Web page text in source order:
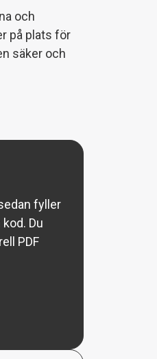
och
på plats för
säker och
fyller
Du
PDF